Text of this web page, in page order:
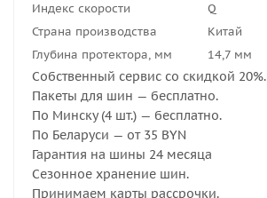
Индекс скорости
Q
Страна производства
Китай
Глубина протектора, мм
14,7 мм
Собственный сервис со скидкой 20%.
Пакеты для шин — бесплатно.
По Минску (4 шт.) — бесплатно.
По Беларуси — от 35 BYN
Гарантия на шины 24 месяца
Сезонное хранение шин.
Принимаем карты рассрочки.